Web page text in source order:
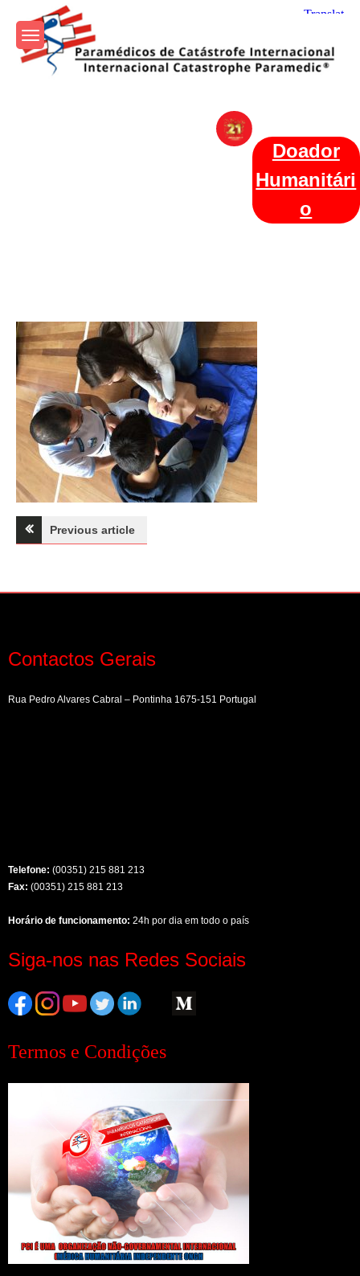
content
Internacional
Doador
Humanitári
o
Navegação
artigos
Previous article
Contactos Gerais
Rua Pedro Alvares Cabral – Pontinha 1675-151 Portugal
Telefone: (00351) 215 881 213
Fax: (00351) 215 881 213
Horário de funcionamento: 24h por dia em todo o país
Siga-nos nas Redes Sociais
Termos e Condições